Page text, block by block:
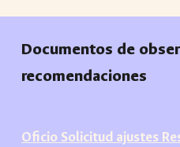
Documentos de
recomendaciones
Oficio Solicitud ajustes